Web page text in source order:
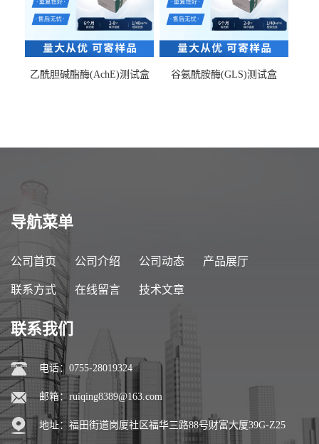
乙酰胆碱酯酶(AchE)测试盒 谷氨酰胺酶(GLS)测试盒
导航菜单
公司首页 公司介绍 公司动态 产品展厅
联系方式 在线留言 技术文章
联系我们
电话：0755-28019324
邮箱： ruiqing8389@163.com
地址：福田街道岗厦社区福华三路88号财富大厦39G-Z25